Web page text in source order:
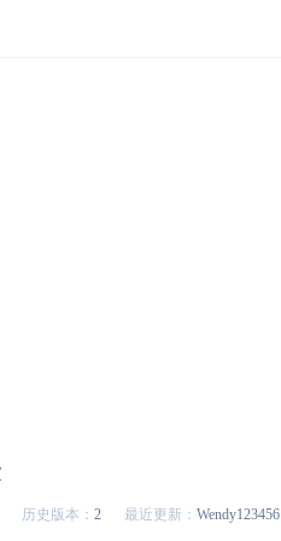
历史版本： 2 最近更新： Wendy123456